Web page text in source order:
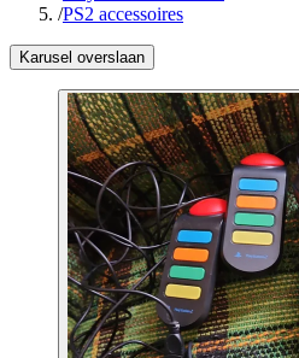
/PS2 accessoires
Karusel overslaan